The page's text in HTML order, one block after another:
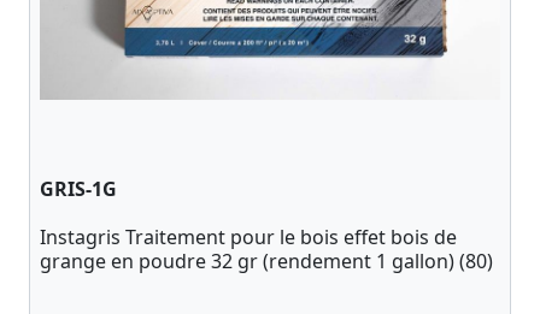
GRIS-1G
Instagris Traitement pour le bois effet bois de
grange en poudre 32 gr (rendement 1 gallon) (80)